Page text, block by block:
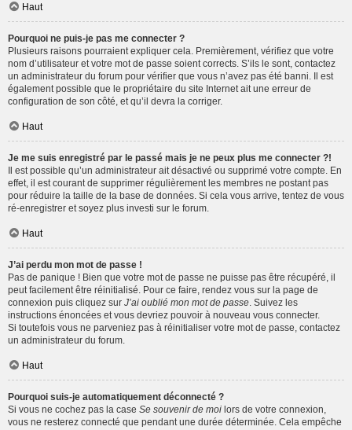
Haut
Pourquoi ne puis-je pas me connecter ?
Plusieurs raisons pourraient expliquer cela. Premièrement, vérifiez que votre
nom d’utilisateur et votre mot de passe soient corrects. S’ils le sont, contactez
un administrateur du forum pour vérifier que vous n’avez pas été banni. Il est
également possible que le propriétaire du site Internet ait une erreur de
configuration de son côté, et qu’il devra la corriger.
Haut
Je me suis enregistré par le passé mais je ne peux plus me connecter ?!
Il est possible qu’un administrateur ait désactivé ou supprimé votre compte. En
effet, il est courant de supprimer régulièrement les membres ne postant pas
pour réduire la taille de la base de données. Si cela vous arrive, tentez de vous
ré-enregistrer et soyez plus investi sur le forum.
Haut
J’ai perdu mon mot de passe !
Pas de panique ! Bien que votre mot de passe ne puisse pas être récupéré, il
peut facilement être réinitialisé. Pour ce faire, rendez vous sur la page de
connexion puis cliquez sur J’ai oublié mon mot de passe . Suivez les
instructions énoncées et vous devriez pouvoir à nouveau vous connecter.
Si toutefois vous ne parveniez pas à réinitialiser votre mot de passe, contactez
un administrateur du forum.
Haut
Pourquoi suis-je automatiquement déconnecté ?
Si vous ne cochez pas la case Se souvenir de moi lors de votre connexion,
vous ne resterez connecté que pendant une durée déterminée. Cela empêche